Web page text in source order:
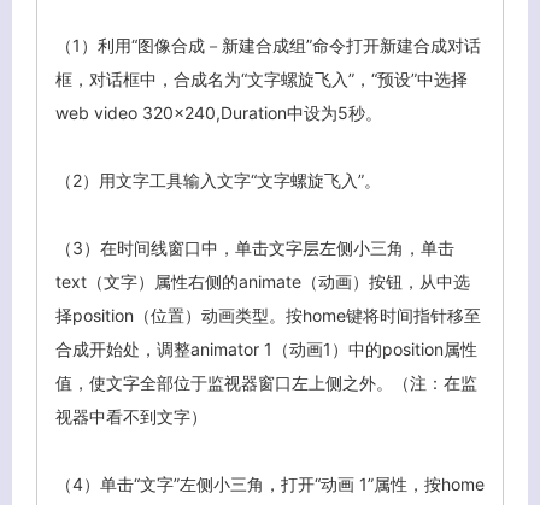
（1）利用“图像合成－新建合成组”命令打开新建合成对话
框，对话框中，合成名为“文字螺旋飞入”，“预设”中选择
web video 320×240,Duration中设为5秒。
（2）用文字工具输入文字“文字螺旋飞入”。
（3）在时间线窗口中，单击文字层左侧小三角，单击
text（文字）属性右侧的animate（动画）按钮，从中选
择position（位置）动画类型。按home键将时间指针移至
合成开始处，调整animator 1（动画1）中的position属性
值，使文字全部位于监视器窗口左上侧之外。（注：在监
视器中看不到文字）
（4）单击“文字”左侧小三角，打开“动画 1”属性，按home